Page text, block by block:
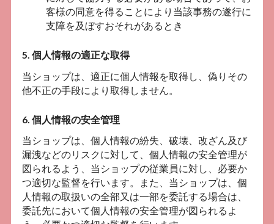
客様の同意を得ることにより当該事務の遂行に
支障を及ぼすおそれがあるとき
5. 個人情報の適正な取得
当ショップは、適正に個人情報を取得し、偽りその
他不正の手段により取得しません。
6. 個人情報の安全管理
当ショップは、個人情報の紛失、破壊、改ざん及び
漏洩などのリスクに対して、個人情報の安全管理が
図られるよう、当ショップの従業員に対し、必要か
つ適切な監督を行います。また、当ショップは、個
人情報の取扱いの全部又は一部を委託する場合は、
委託先において個人情報の安全管理が図られるよ